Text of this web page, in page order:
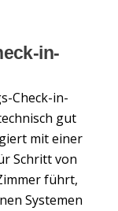
in-
Check-in-
gut
mit einer
Schritt von
führt,
Systemen